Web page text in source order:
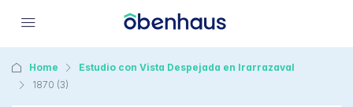
Home
Estudio con Vista Despejada en Irarrazaval
1870 (3)